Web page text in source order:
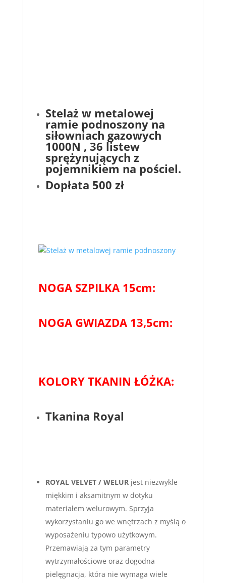
Stelaż w metalowej
ramie podnoszony na
siłowniach gazowych
1000N , 36 listew
sprężynujących z
pojemnikiem na pościel.
Dopłata 500 zł
NOGA SZPILKA 15cm:
NOGA GWIAZDA 13,5cm:
KOLORY TKANIN ŁÓŻKA:
Tkanina Royal
ROYAL VELVET / WELURjest niezwykle
miękkim i aksamitnym w dotyku
materiałem welurowym. Sprzyja
wykorzystaniu go we wnętrzach z myślą o
wyposażeniu typowo użytkowym.
Przemawiają za tym parametry
wytrzymałościowe oraz dogodna
pielęgnacja, która nie wymaga wiele